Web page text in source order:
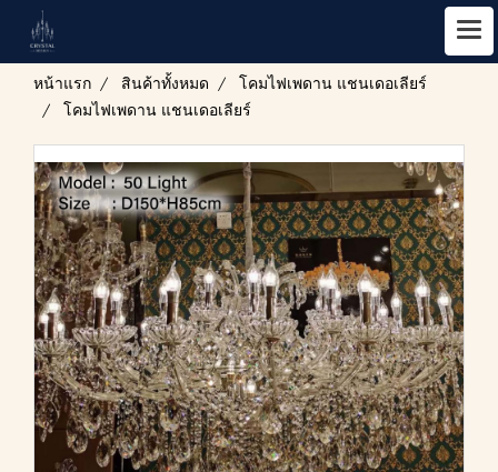
หน้าแรก สินค้าทั้งหมด
โคมไฟเพดาน แชนเดอเลียร์
โคมไฟเพดาน แชนเดอเลียร์